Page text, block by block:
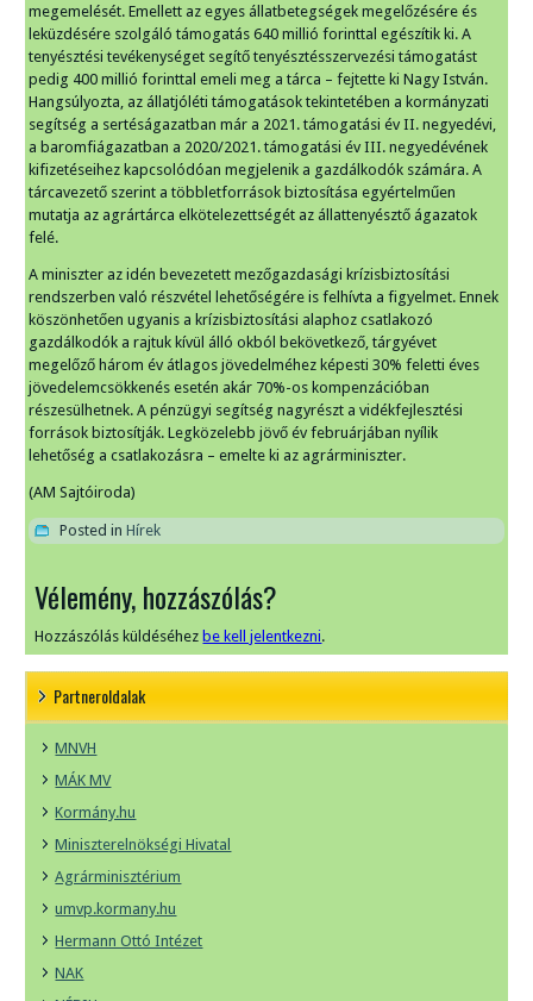
megemelését. Emellett az egyes állatbetegségek megelőzésére és
leküzdésére szolgáló támogatás 640 millió forinttal egészítik ki. A
tenyésztési tevékenységet segítő tenyésztésszervezési támogatást
pedig 400 millió forinttal emeli meg a tárca – fejtette ki Nagy István.
Hangsúlyozta, az állatjóléti támogatások tekintetében a kormányzati
segítség a sertéságazatban már a 2021. támogatási év II. negyedévi,
a baromfiágazatban a 2020/2021. támogatási év III. negyedévének
kifizetéseihez kapcsolódóan megjelenik a gazdálkodók számára. A
tárcavezető szerint a többletforrások biztosítása egyértelműen
mutatja az agrártárca elkötelezettségét az állattenyésztő ágazatok
felé.
A miniszter az idén bevezetett mezőgazdasági krízisbiztosítási
rendszerben való részvétel lehetőségére is felhívta a figyelmet. Ennek
köszönhetően ugyanis a krízisbiztosítási alaphoz csatlakozó
gazdálkodók a rajtuk kívül álló okból bekövetkező, tárgyévet
megelőző három év átlagos jövedelméhez képesti 30% feletti éves
jövedelemcsökkenés esetén akár 70%-os kompenzációban
részesülhetnek. A pénzügyi segítség nagyrészt a vidékfejlesztési
források biztosítják. Legközelebb jövő év februárjában nyílik
lehetőség a csatlakozásra – emelte ki az agrárminiszter.
(AM Sajtóiroda)
Posted in Hírek
Vélemény, hozzászólás?
Hozzászólás küldéséhez be kell jelentkezni.
Partneroldalak
MNVH
MÁK MV
Kormány.hu
Miniszterelnökségi Hivatal
Agrárminisztérium
umvp.kormany.hu
Hermann Ottó Intézet
NAK